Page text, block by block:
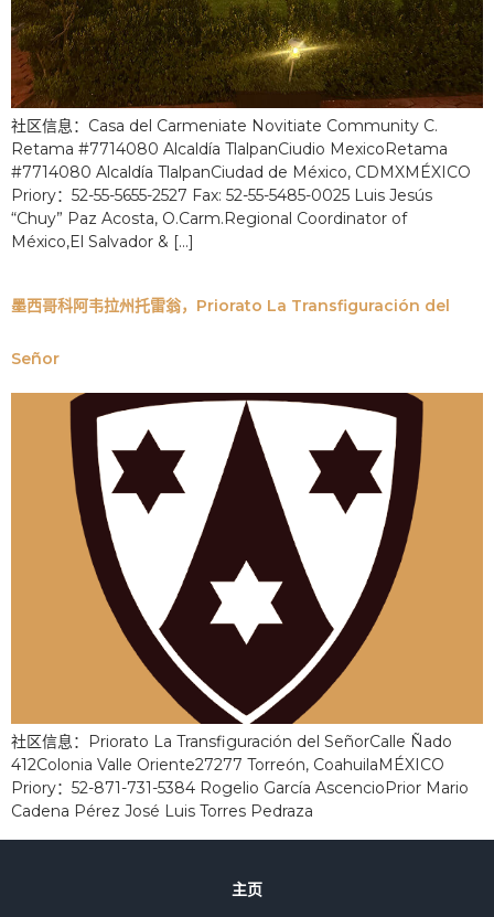
社区信息：Casa del Carmeniate Novitiate Community C.
Retama #7714080 Alcaldía TlalpanCiudio MexicoRetama
#7714080 Alcaldía TlalpanCiudad de México, CDMXMÉXICO
Priory：52-55-5655-2527 Fax: 52-55-5485-0025 Luis Jesús
“Chuy” Paz Acosta, O.Carm.Regional Coordinator of
México,El Salvador & [...]
墨西哥科阿韦拉州托雷翁，Priorato La Transfiguración del
Señor
社区信息：Priorato La Transfiguración del SeñorCalle Ñado
412Colonia Valle Oriente27277 Torreón, CoahuilaMÉXICO
Priory：52-871-731-5384 Rogelio García AscencioPrior Mario
Cadena Pérez José Luis Torres Pedraza
主页